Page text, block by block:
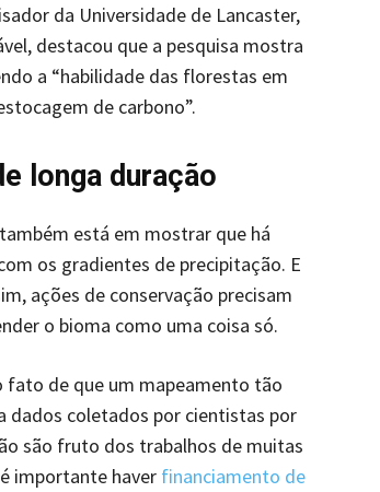
da Universidade de Lancaster,
destacou que a pesquisa mostra
a “habilidade das florestas em
de carbono”.
longa duração
está em mostrar que há
os gradientes de precipitação. E
ações de conservação precisam
o bioma como uma coisa só.
fato de que um mapeamento tão
dados coletados por cientistas por
são fruto dos trabalhos de muitas
importante haver financiamento de